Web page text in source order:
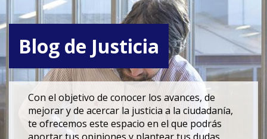
Blog de Justicia
Con el objetivo de conocer los avances, de
mejorar y de acercar la justicia a la ciudadanía,
te ofrecemos este espacio en el que podrás
aportar tus opiniones y plantear tus dudas